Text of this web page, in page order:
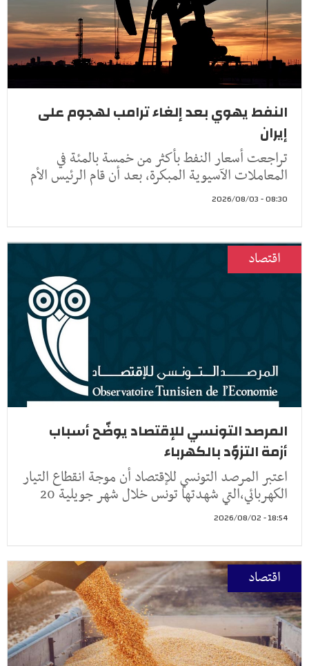
النفط يهوي بعد إلغاء ترامب لهجوم على
إيران
تراجعت أسعار النفط ​بأكثر من خمسة ‌بالمئة في
المعاملات الآسيوية المبكرة، بعد أن ​قام الرئيس ​الأم
08:30 - 2026/08/03
اقتصاد
المرصد التونسي للإقتصاد يوضّح أسباب
أزمة التزوّد بالكهرباء
اعتبر المرصد التونسي للإقتصاد أن موجة انقطاع التيار
الكهربائي،التي شهدتها تونس خلال شهر جويلية 20
18:54 - 2026/08/02
اقتصاد